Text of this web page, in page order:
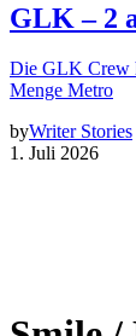
GLK – 2
Die GLK Crew
Menge Metro
byWriter Stories
1. Juli 2026